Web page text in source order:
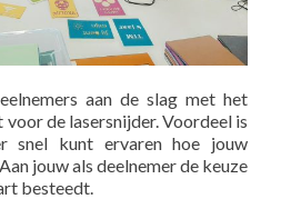
aan de slag met het
de lasersnijder. Voordeel is
snel kunt ervaren hoe jouw
jouw als deelnemer de keuze
besteedt.